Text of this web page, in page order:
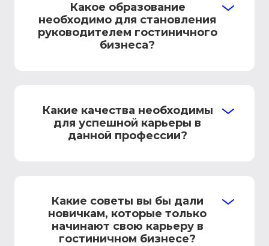
Какое образование
необходимо для становления
руководителем гостиничного
бизнеса?
Какие качества необходимы
для успешной карьеры в
данной профессии?
Какие советы вы бы дали
новичкам, которые только
начинают свою карьеру в
гостиничном бизнесе?